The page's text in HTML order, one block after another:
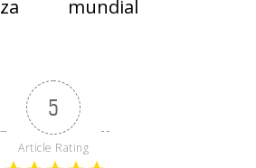
mundial
5
Article Rating